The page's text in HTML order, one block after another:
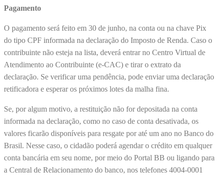
Pagamento
O pagamento será feito em 30 de junho, na conta ou na chave Pix
do tipo CPF informada na declaração do Imposto de Renda. Caso o
contribuinte não esteja na lista, deverá entrar no Centro Virtual de
Atendimento ao Contribuinte (e-CAC) e tirar o extrato da
declaração. Se verificar uma pendência, pode enviar uma declaração
retificadora e esperar os próximos lotes da malha fina.
Se, por algum motivo, a restituição não for depositada na conta
informada na declaração, como no caso de conta desativada, os
valores ficarão disponíveis para resgate por até um ano no Banco do
Brasil. Nesse caso, o cidadão poderá agendar o crédito em qualquer
conta bancária em seu nome, por meio do Portal BB ou ligando para
a Central de Relacionamento do banco, nos telefones 4004-0001